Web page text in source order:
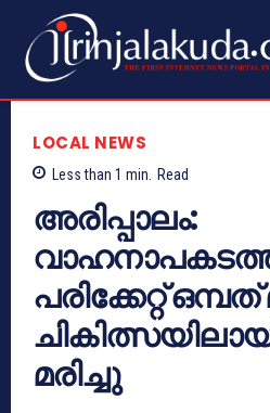
LOCAL NEWS
Less than 1 min. Read
അരിപ്പാലം:
പരിക്കേറ്റ്
മരിച്ചു